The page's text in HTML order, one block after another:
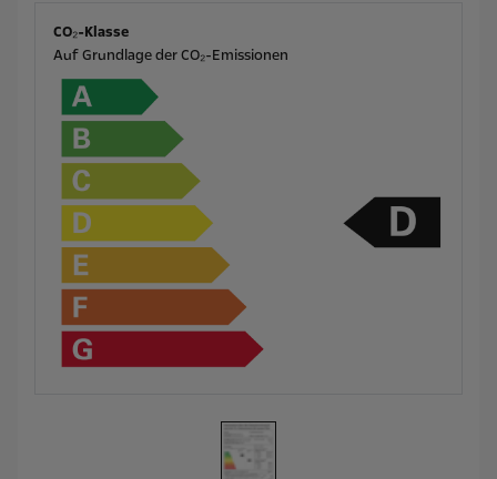
CO₂-Klasse
Auf Grundlage der CO₂-Emissionen